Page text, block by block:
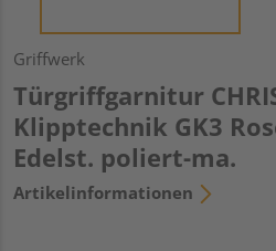
Griffwerk
Türgriffgarnitur
Klipptechnik GK3
Edelst. poliert-ma.
Artikelinformationen